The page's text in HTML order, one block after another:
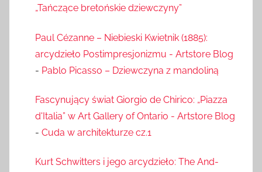
„Tańczące bretońskie dziewczyny”
Paul Cézanne – Niebieski Kwietnik (1885):
arcydzieło Postimpresjonizmu - Artstore Blog
- Pablo Picasso – Dziewczyna z mandoliną
Fascynujący świat Giorgio de Chirico: „Piazza
d'Italia” w Art Gallery of Ontario - Artstore Blog
- Cuda w architekturze cz.1
Kurt Schwitters i jego arcydzieło: The And-